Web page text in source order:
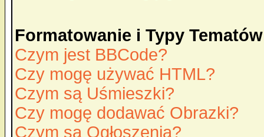
Formatowanie i Typy Tematów
Czym jest BBCode?
Czy mogę używać HTML?
Czym są Uśmieszki?
Czy mogę dodawać Obrazki?
Czym są Ogłoszenia?